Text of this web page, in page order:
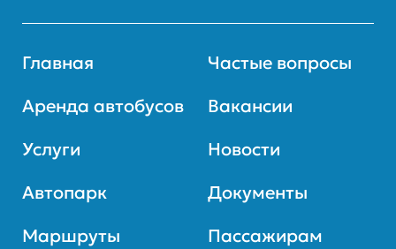
Главная
Аренда автобусов
Услуги
Автопарк
Маршруты
Частые вопросы
Вакансии
Новости
Документы
Пассажирам